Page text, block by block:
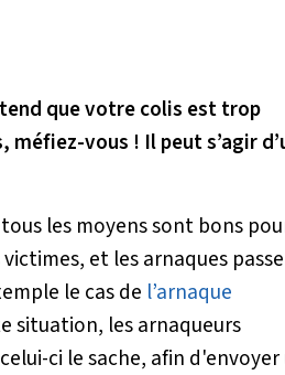
que votre colis est trop
vous ! Il peut s’agir
les moyens sont bons
et les arnaques
le cas de l’arnaque
situation, les arnaqueurs
ci le sache, afin d'envoyer